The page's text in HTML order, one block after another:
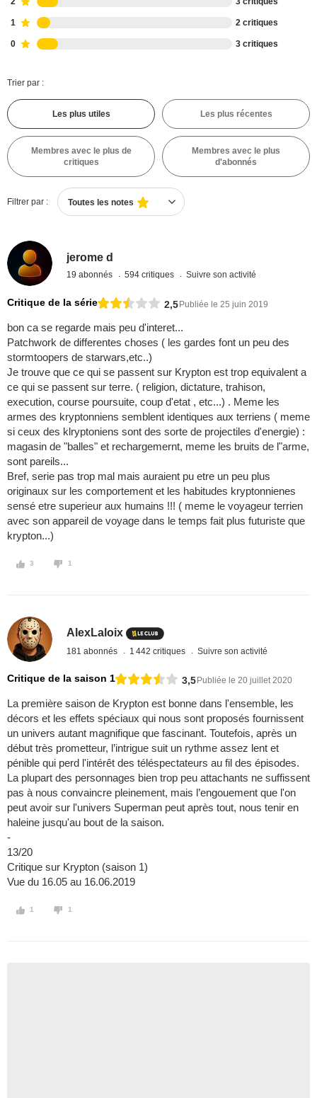
1 2 critiques
0 3 critiques
Trier par :
Les plus utiles Les plus récentes
Membres avec le plus de
critiques
Membres avec le plus
d'abonnés
Filtrer par : Toutes les notes
jerome d
19 abonnés 594 critiques Suivre son activité
Critique de la série 2,5Publiée le 25 juin 2019
bon ca se regarde mais peu d'interet...
Patchwork de differentes choses ( les gardes font un peu des
stormtoopers de starwars,etc..)
Je trouve que ce qui se passent sur Krypton est trop equivalent a
ce qui se passent sur terre. ( religion, dictature, trahison,
execution, course poursuite, coup d'etat , etc...) . Meme les
armes des kryptonniens semblent identiques aux terriens ( meme
si ceux des klryptoniens sont des sorte de projectiles d'energie) :
magasin de "balles" et rechargemernt, meme les bruits de l"arme,
sont pareils...
Bref, serie pas trop mal mais auraient pu etre un peu plus
originaux sur les comportement et les habitudes kryptonnienes
sensé etre superieur aux humains !!! ( meme le voyageur terrien
avec son appareil de voyage dans le temps fait plus futuriste que
krypton...)
3 1
AlexLaloix
181 abonnés 1 442 critiques Suivre son activité
Critique de la saison 1 3,5Publiée le 20 juillet 2020
La première saison de Krypton est bonne dans l'ensemble, les
décors et les effets spéciaux qui nous sont proposés fournissent
un univers autant magnifique que fascinant. Toutefois, après un
début très prometteur, l’intrigue suit un rythme assez lent et
pénible qui perd l'intérêt des téléspectateurs au fil des épisodes.
La plupart des personnages bien trop peu attachants ne suffissent
pas à nous convaincre pleinement, mais l’engouement que l'on
peut avoir sur l'univers Superman peut après tout, nous tenir en
haleine jusqu'au bout de la saison.
-
13/20
Critique sur Krypton (saison 1)
Vue du 16.05 au 16.06.2019
1 1